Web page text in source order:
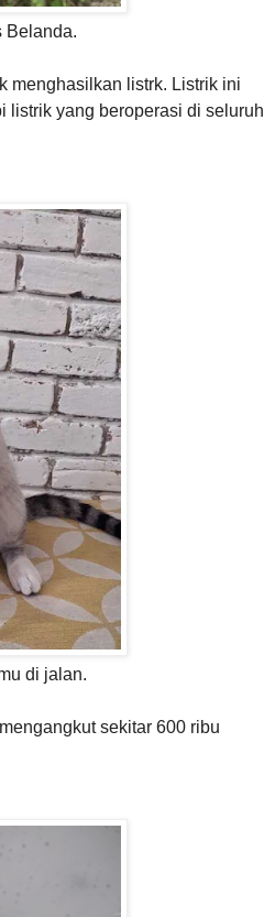
Belanda.
menghasilkan listrk. Listrik ini
listrik yang beroperasi di seluruh
di jalan.
sekitar 600 ribu